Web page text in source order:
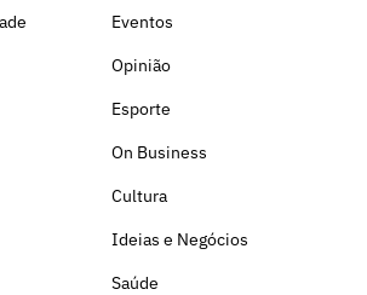
Eventos
Opinião
Esporte
On Business
Cultura
Ideias e Negócios
Saúde